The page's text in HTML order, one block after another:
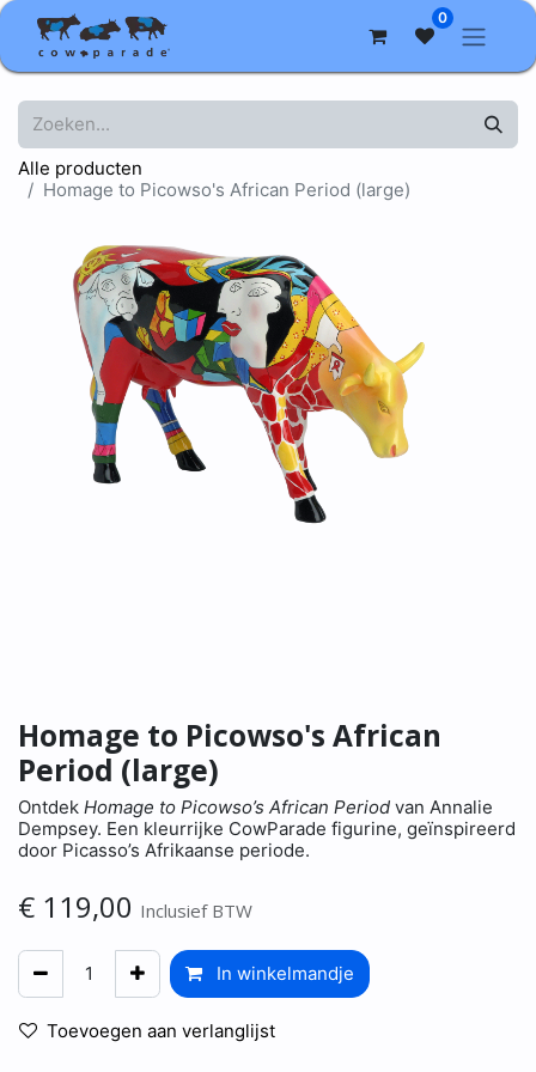
0
Alle producten
Homage to Picowso's African Period (large)
Homage to Picowso's African
Period (large)
Ontdek Homage to Picowso’s African Period van Annalie
Dempsey. Een kleurrijke CowParade figurine, geïnspireerd
door Picasso’s Afrikaanse periode.
€ 119,00 Inclusief BTW
In winkelmandje
Toevoegen aan verlanglijst